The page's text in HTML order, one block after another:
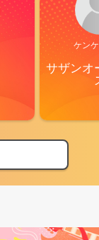
ケン
サザンオ